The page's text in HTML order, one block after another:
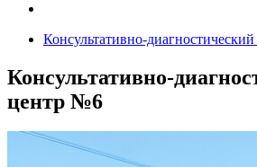
Консультативно-
Консультативно-
центр №6